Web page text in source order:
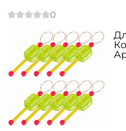
Создать аккаунт